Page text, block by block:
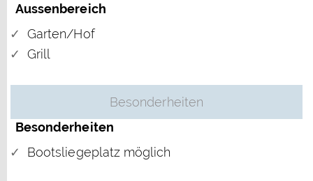
Aussenbereich
Garten/Hof
Grill
Besonderheiten
Besonderheiten
Bootsliegeplatz möglich